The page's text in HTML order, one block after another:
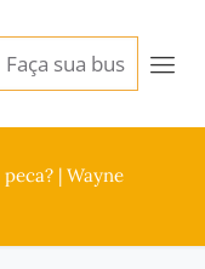
| Wayne